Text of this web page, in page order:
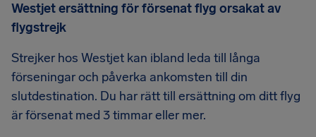
Westjet ersättning för försenat flyg orsakat av
flygstrejk
Strejker hos Westjet kan ibland leda till långa
förseningar och påverka ankomsten till din
slutdestination. Du har rätt till ersättning om ditt flyg
är försenat med 3 timmar eller mer.